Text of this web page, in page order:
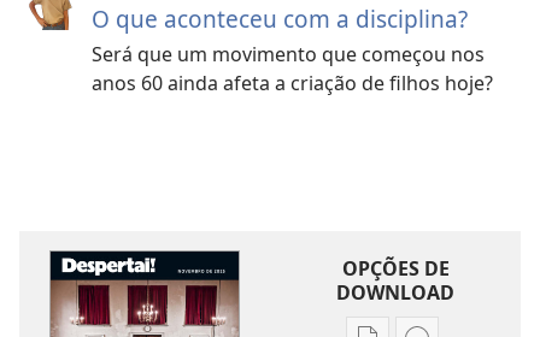
O que aconteceu com a disciplina?
Será que um movimento que começou nos
anos 60 ainda afeta a criação de filhos hoje?
OPÇÕES DE
DOWNLOAD